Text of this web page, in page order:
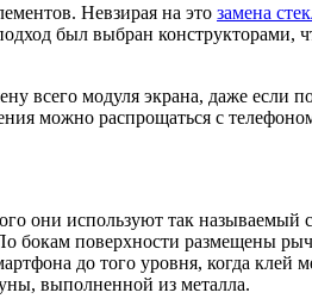
Невзирая на это замена
был выбран конструкторами,
модуля экрана, даже если
можно распрощаться с
они используют так называемый
бокам поверхности размещены
до того уровня, когда клей
выполненной из металла.